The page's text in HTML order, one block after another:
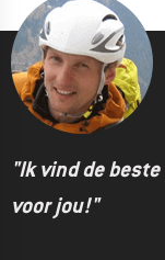
"Ik vind de
voor jou!"